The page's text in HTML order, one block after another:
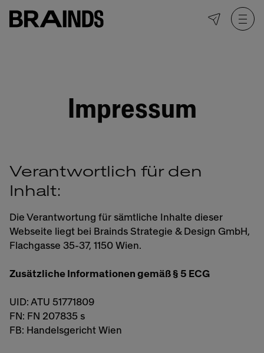
Impressum
Verantwortlich für den
Inhalt:
Die Verantwortung für sämtliche Inhalte dieser
Webseite liegt bei Brainds Strategie & Design GmbH,
Flachgasse 35-37, 1150 Wien.
Zusätzliche Informationen gemäß § 5 ECG
UID: ATU 51771809
FN: FN 207835 s
FB: Handelsgericht Wien